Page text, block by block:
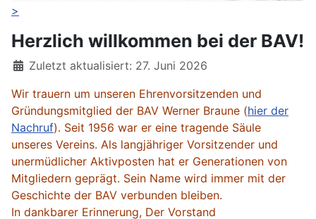
>
Herzlich willkommen bei der BAV!
DetailsZuletzt aktualisiert: 27. Juni 2026
Wir trauern um unseren Ehrenvorsitzenden und
Gründungsmitglied der BAV Werner Braune (hier der
Nachruf). Seit 1956 war er eine tragende Säule
unseres Vereins. Als langjähriger Vorsitzender und
unermüdlicher Aktivposten hat er Generationen von
Mitgliedern geprägt. Sein Name wird immer mit der
Geschichte der BAV verbunden bleiben.
In dankbarer Erinnerung, Der Vorstand